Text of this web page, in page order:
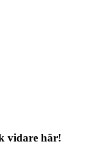
vidare här!